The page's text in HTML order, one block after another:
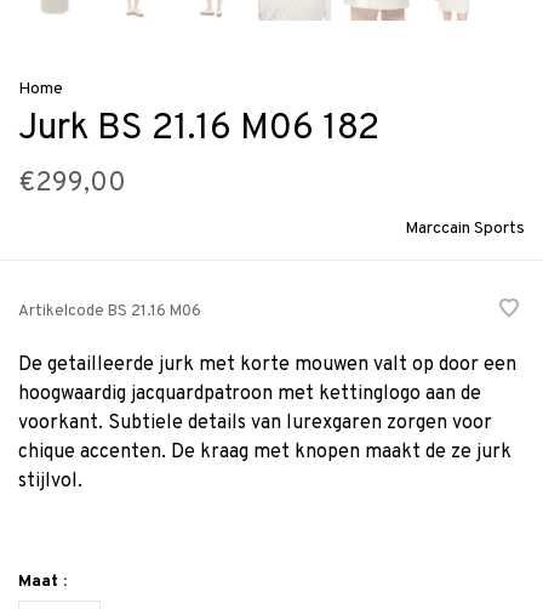
Home
Jurk BS 21.16 M06 182
€299,00
Marccain Sports
Artikelcode BS 21.16 M06
De getailleerde jurk met korte mouwen valt op door een
hoogwaardig jacquardpatroon met kettinglogo aan de
voorkant. Subtiele details van lurexgaren zorgen voor
chique accenten. De kraag met knopen maakt de ze jurk
stijlvol.
Maat :